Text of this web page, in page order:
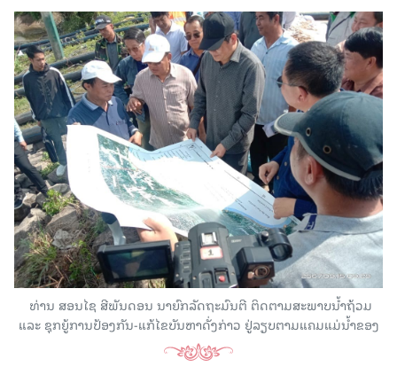
ທ່ານ ສອນໄຊ ສີພັນດອນ ນາຍົກລັດຖະມົນຕີ ຕິດຕາມສະພາບນໍ້າຖ້ວມ
ແລະ ຊຸກຍູ້ການປ້ອງກັນ-ແກ້ໄຂບັນຫາດັ່ງກ່າວ ຢູ່ລຽບຕາມແຄມແມ່ນໍ້າຂອງ